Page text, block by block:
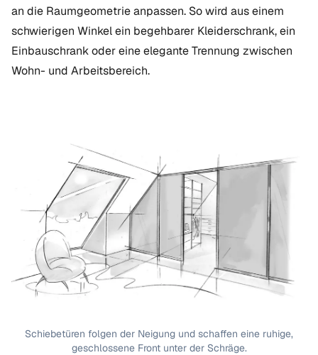
an die Raumgeometrie anpassen. So wird aus einem
schwierigen Winkel ein begehbarer Kleiderschrank, ein
Einbauschrank oder eine elegante Trennung zwischen
Wohn- und Arbeitsbereich.
Schiebetüren folgen der Neigung und schaffen eine ruhige,
geschlossene Front unter der Schräge.